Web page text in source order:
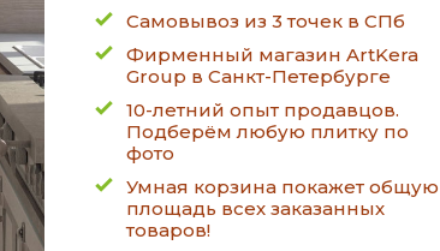
Самовывоз из 3 точек в СПб
Фирменный магазин ArtKera
Group в Санкт-Петербурге
10-летний опыт продавцов.
Подберём любую плитку по
фото
Умная корзина покажет общую
площадь всех заказанных
товаров!